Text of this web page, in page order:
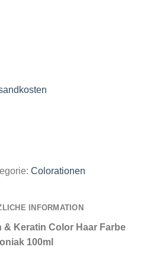
Colorationen
INFORMATION
Keratin Color Haar Farbe
100ml